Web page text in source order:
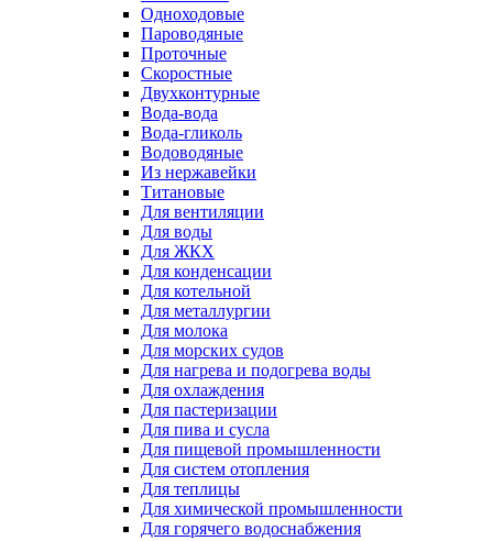
Одноходовые
Пароводяные
Проточные
Скоростные
Двухконтурные
Вода-вода
Вода-гликоль
Водоводяные
Из нержавейки
Титановые
Для вентиляции
Для воды
Для ЖКХ
Для конденсации
Для котельной
Для металлургии
Для молока
Для морских судов
Для нагрева и подогрева воды
Для охлаждения
Для пастеризации
Для пива и сусла
Для пищевой промышленности
Для систем отопления
Для теплицы
Для химической промышленности
Для горячего водоснабжения